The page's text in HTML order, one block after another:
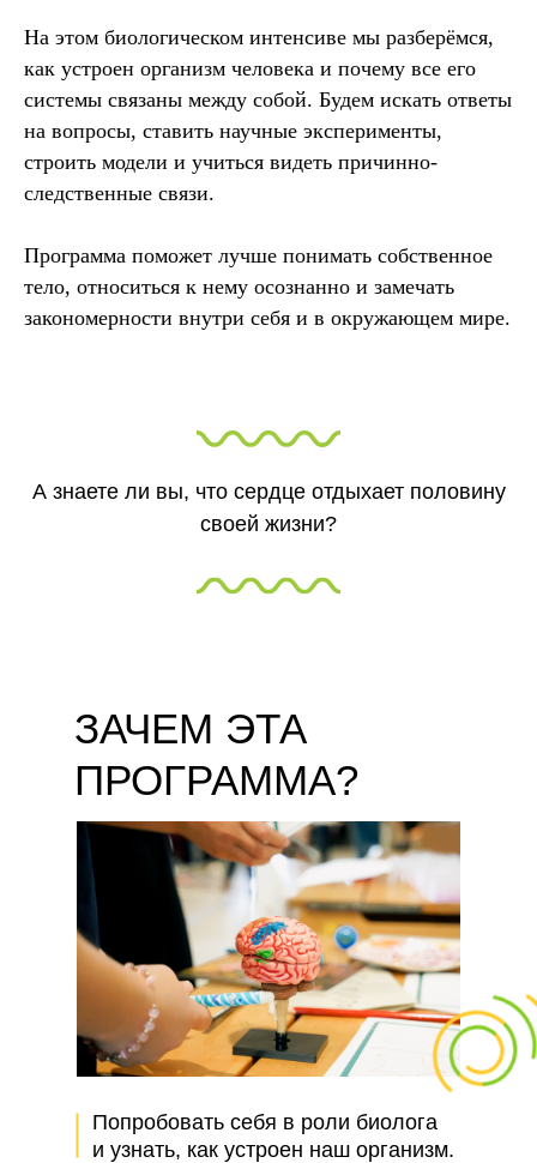
На этом биологическом интенсиве мы разберёмся,
как устроен организм человека и почему все его
системы связаны между собой. Будем искать ответы
на вопросы, ставить научные эксперименты,
строить модели и учиться видеть причинно-
следственные связи.
Программа поможет лучше понимать собственное
тело, относиться к нему осознанно и замечать
закономерности внутри себя и в окружающем мире.
А знаете ли вы, что сердце отдыхает половину
своей жизни?
ЗАЧЕМ ЭТА
ПРОГРАММА?
Попробовать себя в роли биолога
и узнать, как устроен наш организм.